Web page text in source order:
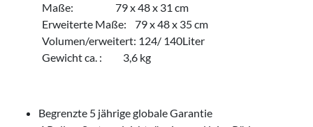
Maße: 79 x 48 x 31 cm
Erweiterte Maße: 79 x 48 x 35 cm
Volumen/erweitert: 124/ 140Liter
Gewicht ca. : 3,6 kg
Begrenzte 5 jährige globale Garantie